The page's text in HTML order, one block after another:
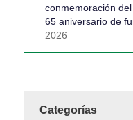
conmemoración
65 aniversario de
2026
Categorías